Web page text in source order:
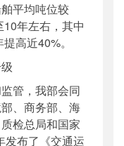
平均吨位较
年左右，其中
高近40%。
管，我部会同
、商务部、海
检总局和国家
发布了《交通运